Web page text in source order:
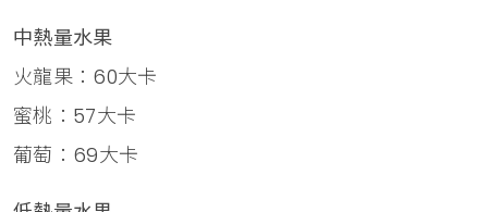
中熱量水果
火龍果：60大卡
蜜桃：57大卡
葡萄：69大卡